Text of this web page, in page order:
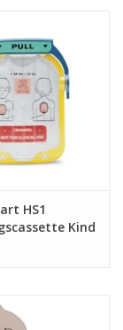
HS1
Kind